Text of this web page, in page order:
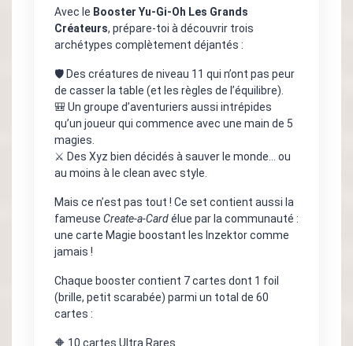
Avec le Booster Yu-Gi-Oh Les Grands
Créateurs, prépare-toi à découvrir trois
archétypes complètement déjantés :
🛡️ Des créatures de niveau 11 qui n’ont pas peur
de casser la table (et les règles de l’équilibre).
🎒 Un groupe d’aventuriers aussi intrépides
qu’un joueur qui commence avec une main de 5
magies.
⚔️ Des Xyz bien décidés à sauver le monde… ou
au moins à le clean avec style.
Mais ce n’est pas tout ! Ce set contient aussi la
fameuse Create-a-Cardélue par la communauté :
une carte Magie boostant les Inzektor comme
jamais !
Chaque booster contient 7 cartes dont 1 foil
(brille, petit scarabée) parmi un total de 60
cartes :
🔶 10 cartes Ultra Rares